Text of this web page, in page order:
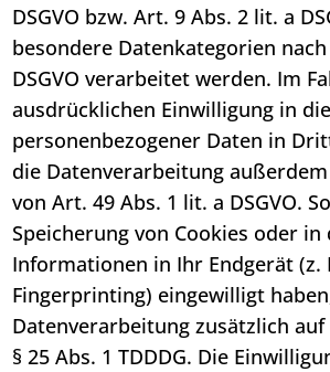
DSGVO bzw. Art. 9 Abs. 2 lit. a
besondere Datenkategorien nach
DSGVO verarbeitet werden. Im
ausdrücklichen Einwilligung in
personenbezogener Daten in
die Datenverarbeitung
von Art. 49 Abs. 1 lit. a DSGVO.
Speicherung von Cookies oder
Informationen in Ihr Endgerät (z.
Fingerprinting) eingewilligt
Datenverarbeitung zusätzlich auf
§ 25 Abs. 1 TDDDG. Die